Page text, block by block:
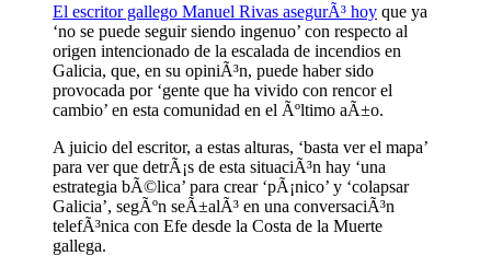
El escritor gallego Manuel Rivas asegurÃ³ hoy que ya
‘no se puede seguir siendo ingenuo’ con respecto al
origen intencionado de la escalada de incendios en
Galicia, que, en su opiniÃ³n, puede haber sido
provocada por ‘gente que ha vivido con rencor el
cambio’ en esta comunidad en el Ãºltimo aÃ±o.
A juicio del escritor, a estas alturas, ‘basta ver el mapa’
para ver que detrÃ¡s de esta situaciÃ³n hay ‘una
estrategia bÃ©lica’ para crear ‘pÃ¡nico’ y ‘colapsar
Galicia’, segÃºn seÃ±alÃ³ en una conversaciÃ³n
telefÃ³nica con Efe desde la Costa de la Muerte
gallega.